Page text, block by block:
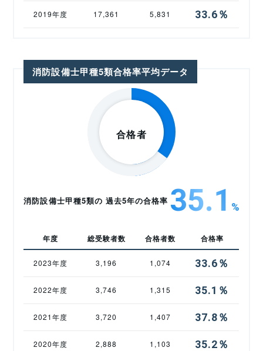
2019年度 17,361 5,831 33.6％
消防設備士甲種5類合格率平均データ
消防設備士甲種5類の 過去5年の合格率 35.1 %
年度 総受験者数 合格者数 合格率
2023年度 3,196 1,074 33.6％
2022年度 3,746 1,315 35.1％
2021年度 3,720 1,407 37.8％
2020年度 2,888 1,103 35.2％